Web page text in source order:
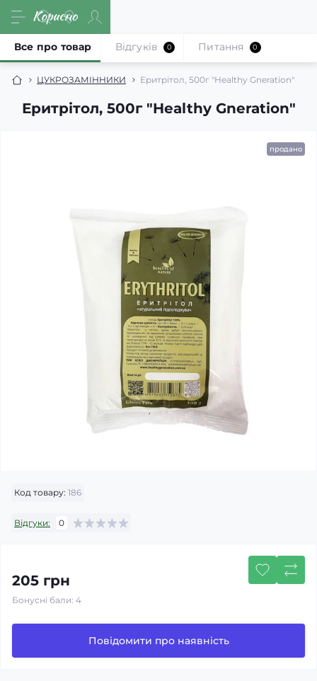
ЦУКРОЗАМІННИКИ Еритрітол, 500г "Healthy Gneration"
Еритрітол, 500г "Healthy Gneration"
Все про товар Відгуків 0 Питання 0
продано
Код товару: 186
Відгуки: 0
205 грн
Бонусні бали: 4
Повідомити про наявність